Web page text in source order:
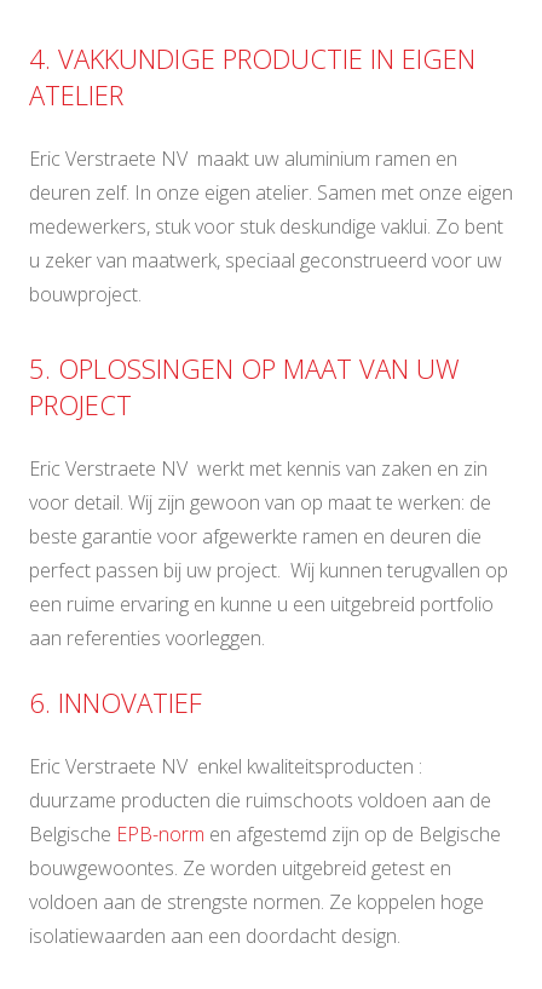
4. VAKKUNDIGE PRODUCTIE IN EIGEN
ATELIER
Eric Verstraete NV maakt uw aluminium ramen en
deuren zelf. In onze eigen atelier. Samen met onze eigen
medewerkers, stuk voor stuk deskundige vaklui. Zo bent
u zeker van maatwerk, speciaal geconstrueerd voor uw
bouwproject.
5. OPLOSSINGEN OP MAAT VAN UW
PROJECT
Eric Verstraete NV werkt met kennis van zaken en zin
voor detail. Wij zijn gewoon van op maat te werken: de
beste garantie voor afgewerkte ramen en deuren die
perfect passen bij uw project. Wij kunnen terugvallen op
een ruime ervaring en kunne u een uitgebreid portfolio
aan referenties voorleggen.
6. INNOVATIEF
Eric Verstraete NV enkel kwaliteitsproducten :
duurzame producten die ruimschoots voldoen aan de
Belgische EPB-norm en afgestemd zijn op de Belgische
bouwgewoontes. Ze worden uitgebreid getest en
voldoen aan de strengste normen. Ze koppelen hoge
isolatiewaarden aan een doordacht design.